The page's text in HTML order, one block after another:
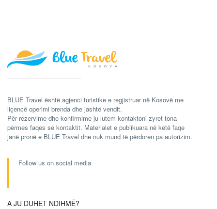
BLUE Travel është agjenci turistike e regjistruar në Kosovë me
liçencë operimi brenda dhe jashtë vendit.
Për rezervime dhe konfirmime ju lutem kontaktoni zyret tona
përmes faqes së kontaktit. Materialet e publikuara në këtë faqe
janë pronë e BLUE Travel dhe nuk mund të përdoren pa autorizim.
Follow us on social media
A JU DUHET NDIHMË?